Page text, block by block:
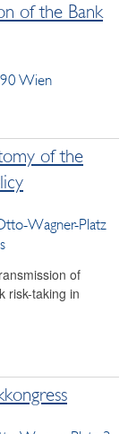
of the Bank
Wien
of the
Wagner-Platz
of
risk-taking in